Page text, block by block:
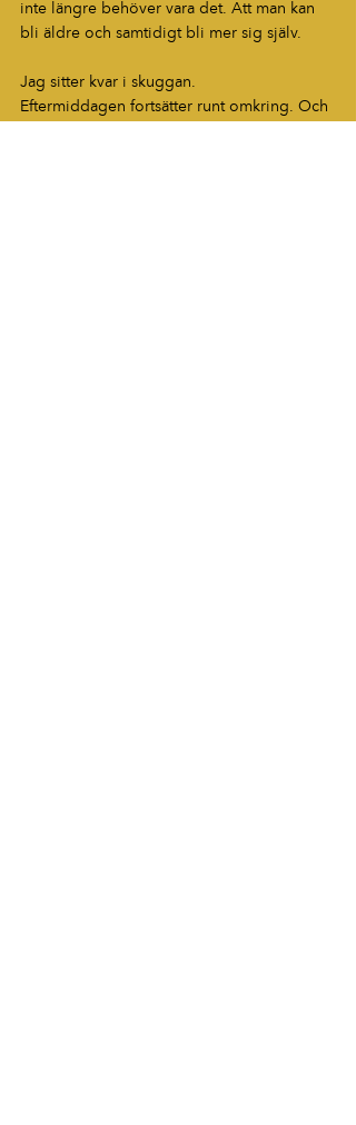
inte längre behöver vara det. Att man kan
bli äldre och samtidigt bli mer sig själv.
Jag sitter kvar i skuggan.
Eftermiddagen fortsätter runt omkring. Och